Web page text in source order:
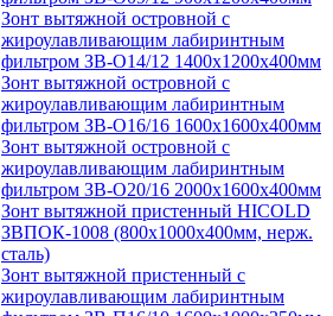
Зонт вытяжной островной с
жироулавливающим лабиринтным
фильтром ЗВ-О14/12 1400х1200х400мм
Зонт вытяжной островной с
жироулавливающим лабиринтным
фильтром ЗВ-О16/16 1600х1600х400мм
Зонт вытяжной островной с
жироулавливающим лабиринтным
фильтром ЗВ-О20/16 2000х1600х400мм
Зонт вытяжной пристенный HICOLD
ЗВПОК-1008 (800х1000х400мм, нерж.
сталь)
Зонт вытяжной пристенный с
жироулавливающим лабиринтным